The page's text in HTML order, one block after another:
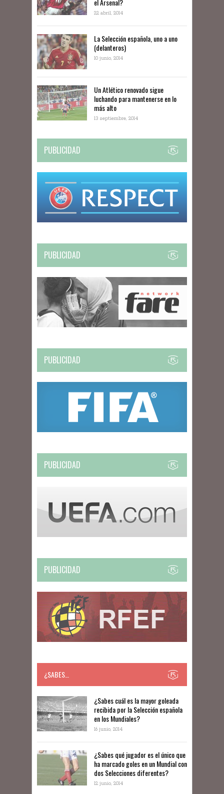
el Arsenal?
22 abril, 2014
La Selección española, uno a uno
(delanteros)
10 junio, 2014
Un Atlético renovado sigue
luchando para mantenerse en lo
más alto
13 septiembre, 2014
PUBLICIDAD
PUBLICIDAD
PUBLICIDAD
PUBLICIDAD
PUBLICIDAD
¿SABES…
​​¿Sabes cuál es la mayor goleada
recibida por la Selección española
en los Mundiales?
16 junio, 2014
¿Sabes qué jugador es el único que
ha marcado goles en un Mundial con
dos Selecciones diferentes?
12 junio, 2014